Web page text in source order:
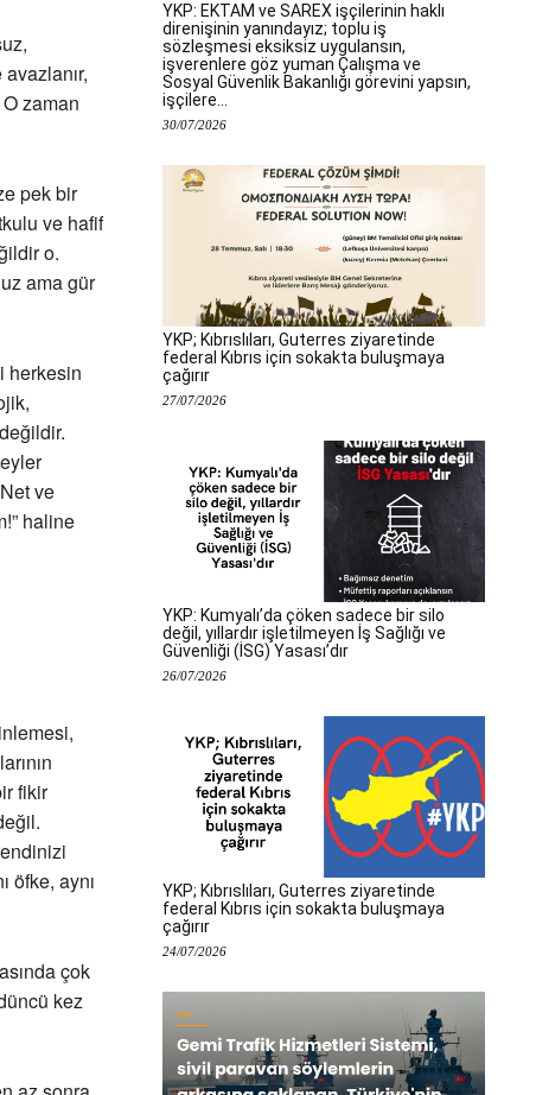
zaman
pek bir
ve hafif
o.
ama gür
herkesin
ve
haline
fikir
öfke, aynı
çok
kez
YKP: EKTAM ve SAREX işçilerinin haklı
direnişinin yanındayız; toplu iş
sözleşmesi eksiksiz uygulansın,
işverenlere göz yuman Çalışma ve
Sosyal Güvenlik Bakanlığı görevini yapsın,
işçilere...
30/07/2026
YKP; Kıbrıslıları, Guterres ziyaretinde
federal Kıbrıs için sokakta buluşmaya
çağırır
27/07/2026
YKP: Kumyalı’da çöken sadece bir silo
değil, yıllardır işletilmeyen İş Sağlığı ve
Güvenliği (İSG) Yasası’dır
26/07/2026
YKP; Kıbrıslıları, Guterres ziyaretinde
federal Kıbrıs için sokakta buluşmaya
çağırır
24/07/2026